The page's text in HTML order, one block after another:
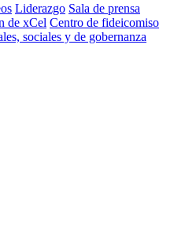
Liderazgo Sala de prensa
de xCel Centro de fideicomiso
sociales y de gobernanza